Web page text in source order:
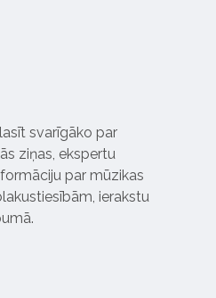
svarīgāko par
ziņas, ekspertu
par mūzikas
ierakstu